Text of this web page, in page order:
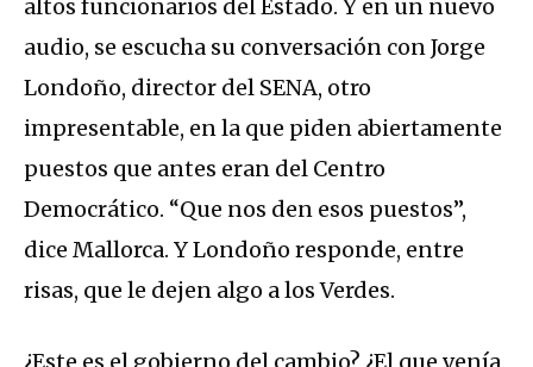
altos funcionarios del Estado. Y en un nuevo
audio, se escucha su conversación con Jorge
Londoño, director del SENA, otro
impresentable, en la que piden abiertamente
puestos que antes eran del Centro
Democrático. “Que nos den esos puestos”,
dice Mallorca. Y Londoño responde, entre
risas, que le dejen algo a los Verdes.
¿Este es el gobierno del cambio? ¿El que venía